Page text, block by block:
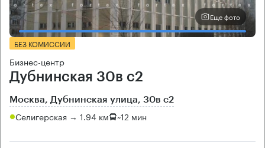
Еще фото
БЕЗ КОМИССИИ
Бизнес-центр
Дубнинская 30в с2
Москва, Дубнинская улица, 30в с2
Селигерская → 1.94 км ~12 мин